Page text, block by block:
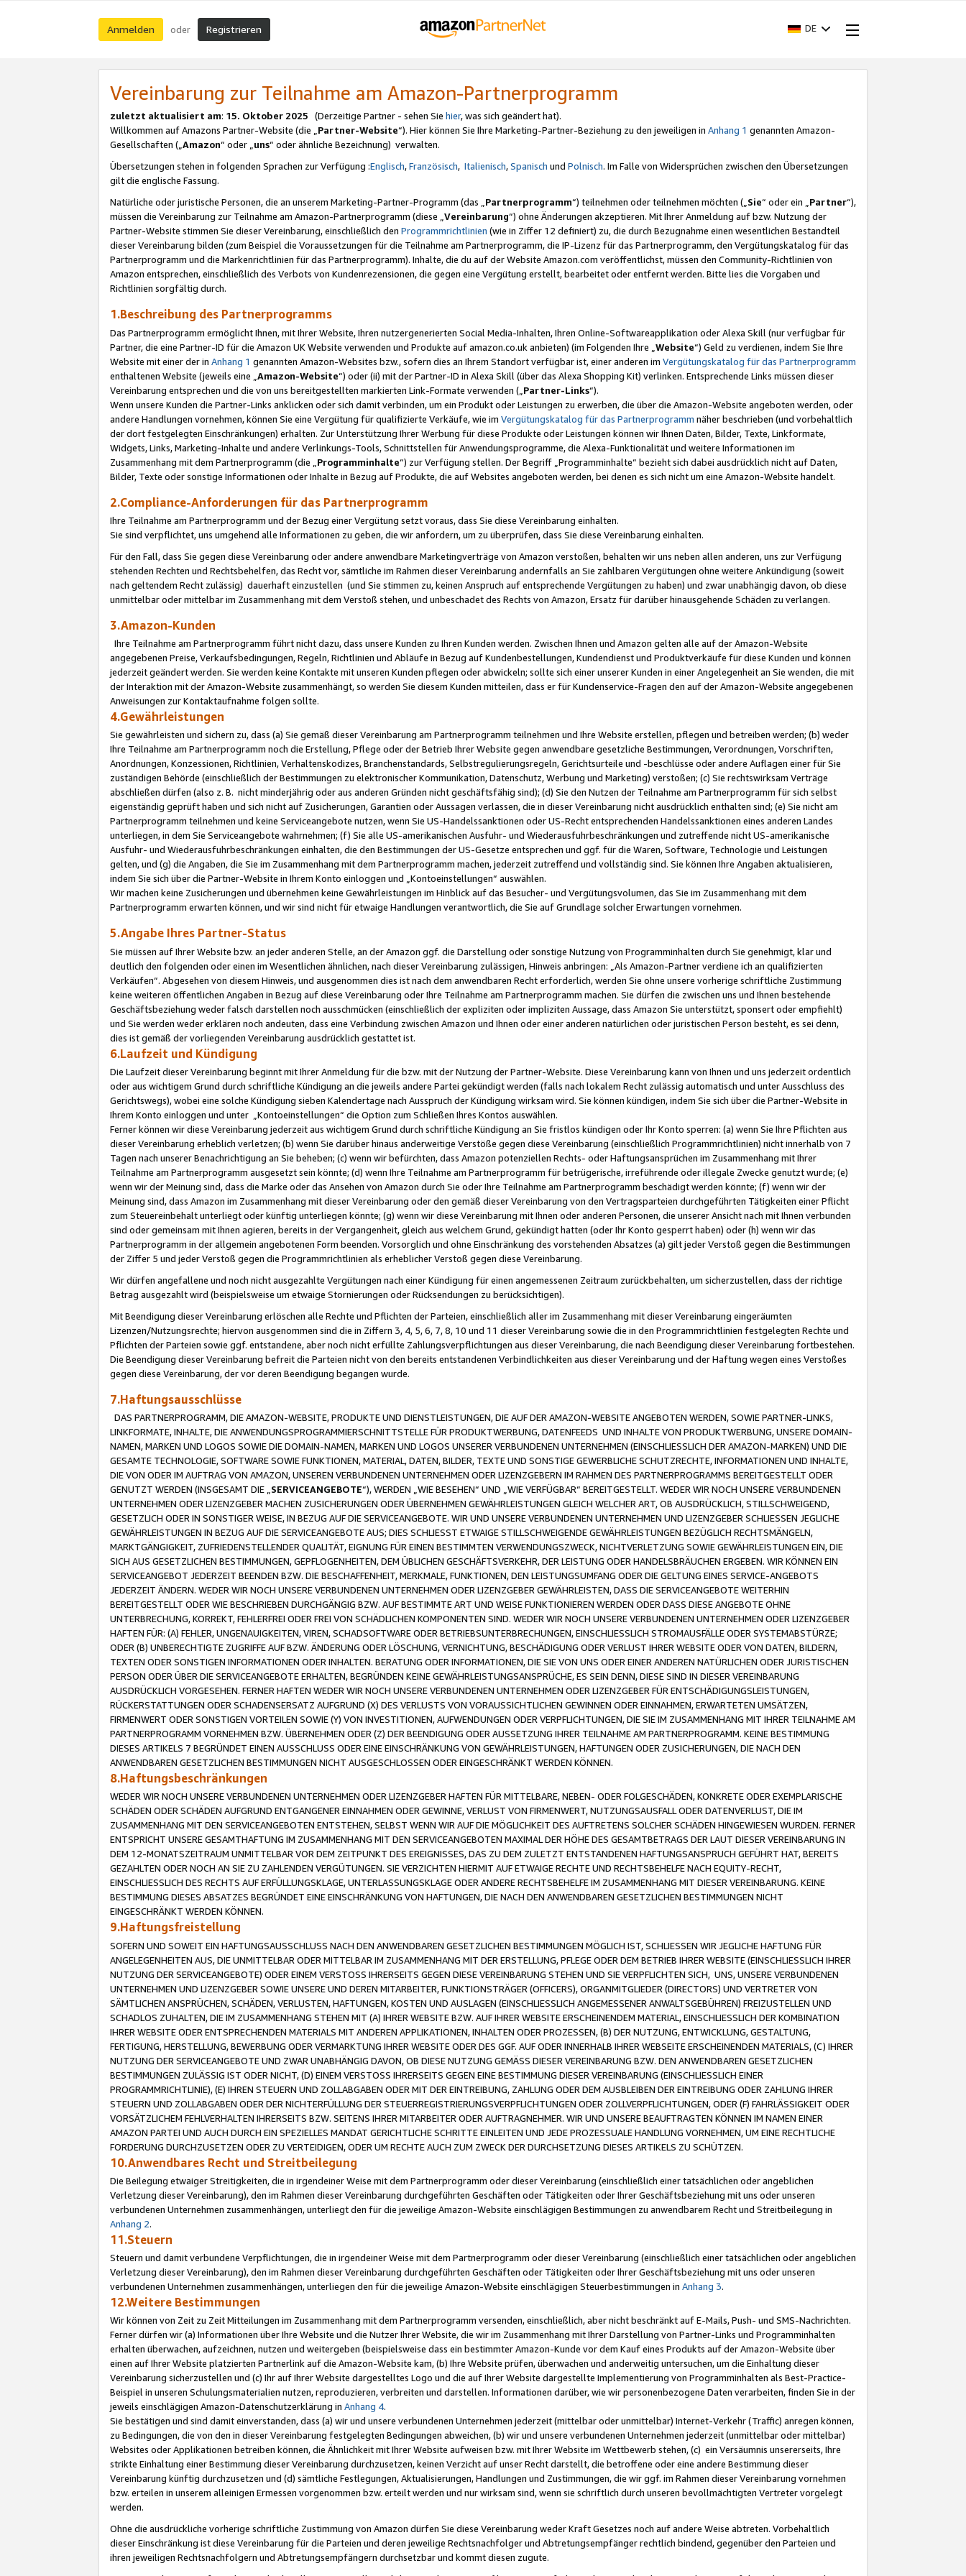
Anmelden oder Registrieren DE
Vereinbarung zur Teilnahme am Amazon-Partnerprogramm
zuletzt aktualisiert am: 15. Oktober 2025 (Derzeitige Partner - sehen Sie hier, was sich geändert hat).
Willkommen auf Amazons Partner-Website (die „Partner-Website“). Hier können Sie Ihre Marketing-Partner-Beziehung zu den jeweiligen in Anhang 1 genannten Amazon-
Gesellschaften („Amazon“ oder „uns“ oder ähnliche Bezeichnung) verwalten.
Übersetzungen stehen in folgenden Sprachen zur Verfügung :Englisch,Französisch, Italienisch,Spanisch und Polnisch. Im Falle von Widersprüchen zwischen den Übersetzungen
gilt die englische Fassung.
Natürliche oder juristische Personen, die an unserem Marketing-Partner-Programm (das „Partnerprogramm“) teilnehmen oder teilnehmen möchten („Sie“ oder ein „Partner“),
müssen die Vereinbarung zur Teilnahme am Amazon-Partnerprogramm (diese „Vereinbarung“) ohne Änderungen akzeptieren. Mit Ihrer Anmeldung auf bzw. Nutzung der
Partner-Website stimmen Sie dieser Vereinbarung, einschließlich den Programmrichtlinien (wie in Ziffer 12 definiert) zu, die durch Bezugnahme einen wesentlichen Bestandteil
dieser Vereinbarung bilden (zum Beispiel die Voraussetzungen für die Teilnahme am Partnerprogramm, die IP-Lizenz für das Partnerprogramm, den Vergütungskatalog für das
Partnerprogramm und die Markenrichtlinien für das Partnerprogramm). Inhalte, die du auf der Website Amazon.com veröffentlichst, müssen den Community-Richtlinien von
Amazon entsprechen, einschließlich des Verbots von Kundenrezensionen, die gegen eine Vergütung erstellt, bearbeitet oder entfernt werden. Bitte lies die Vorgaben und
Richtlinien sorgfältig durch.
1.Beschreibung des Partnerprogramms
Das Partnerprogramm ermöglicht Ihnen, mit Ihrer Website, Ihren nutzergenerierten Social Media-Inhalten, Ihren Online-Softwareapplikation oder Alexa Skill (nur verfügbar für
Partner, die eine Partner-ID für die Amazon UK Website verwenden und Produkte auf amazon.co.uk anbieten) (im Folgenden Ihre „ Website“) Geld zu verdienen, indem Sie Ihre
Website mit einer der in Anhang 1 genannten Amazon-Websites bzw., sofern dies an Ihrem Standort verfügbar ist, einer anderen im Vergütungskatalog für das Partnerprogramm
enthaltenen Website (jeweils eine „ Amazon-Website“) oder (ii) mit der Partner-ID in Alexa Skill (über das Alexa Shopping Kit) verlinken. Entsprechende Links müssen dieser
Vereinbarung entsprechen und die von uns bereitgestellten markierten Link-Formate verwenden („ Partner-Links“).
Wenn unsere Kunden die Partner-Links anklicken oder sich damit verbinden, um ein Produkt oder Leistungen zu erwerben, die über die Amazon-Website angeboten werden, oder
andere Handlungen vornehmen, können Sie eine Vergütung für qualifizierte Verkäufe, wie im Vergütungskatalog für das Partnerprogramm näher beschrieben (und vorbehaltlich
der dort festgelegten Einschränkungen) erhalten. Zur Unterstützung Ihrer Werbung für diese Produkte oder Leistungen können wir Ihnen Daten, Bilder, Texte, Linkformate,
Widgets, Links, Marketing-Inhalte und andere Verlinkungs-Tools, Schnittstellen für Anwendungsprogramme, die Alexa-Funktionalität und weitere Informationen im
Zusammenhang mit dem Partnerprogramm (die „ Programminhalte“) zur Verfügung stellen. Der Begriff „Programminhalte“ bezieht sich dabei ausdrücklich nicht auf Daten,
Bilder, Texte oder sonstige Informationen oder Inhalte in Bezug auf Produkte, die auf Websites angeboten werden, bei denen es sich nicht um eine Amazon-Website handelt.
2.Compliance-Anforderungen für das Partnerprogramm
Ihre Teilnahme am Partnerprogramm und der Bezug einer Vergütung setzt voraus, dass Sie diese Vereinbarung einhalten.
Sie sind verpflichtet, uns umgehend alle Informationen zu geben, die wir anfordern, um zu überprüfen, dass Sie diese Vereinbarung einhalten.
Für den Fall, dass Sie gegen diese Vereinbarung oder andere anwendbare Marketingverträge von Amazon verstoßen, behalten wir uns neben allen anderen, uns zur Verfügung
stehenden Rechten und Rechtsbehelfen, das Recht vor, sämtliche im Rahmen dieser Vereinbarung andernfalls an Sie zahlbaren Vergütungen ohne weitere Ankündigung (soweit
nach geltendem Recht zulässig) dauerhaft einzustellen (und Sie stimmen zu, keinen Anspruch auf entsprechende Vergütungen zu haben) und zwar unabhängig davon, ob diese
unmittelbar oder mittelbar im Zusammenhang mit dem Verstoß stehen, und unbeschadet des Rechts von Amazon, Ersatz für darüber hinausgehende Schäden zu verlangen.
3.Amazon-Kunden
Ihre Teilnahme am Partnerprogramm führt nicht dazu, dass unsere Kunden zu Ihren Kunden werden. Zwischen Ihnen und Amazon gelten alle auf der Amazon-Website
angegebenen Preise, Verkaufsbedingungen, Regeln, Richtlinien und Abläufe in Bezug auf Kundenbestellungen, Kundendienst und Produktverkäufe für diese Kunden und können
jederzeit geändert werden. Sie werden keine Kontakte mit unseren Kunden pflegen oder abwickeln; sollte sich einer unserer Kunden in einer Angelegenheit an Sie wenden, die mit
der Interaktion mit der Amazon-Website zusammenhängt, so werden Sie diesem Kunden mitteilen, dass er für Kundenservice-Fragen den auf der Amazon-Website angegebenen
Anweisungen zur Kontaktaufnahme folgen sollte.
4.Gewährleistungen
Sie gewährleisten und sichern zu, dass (a) Sie gemäß dieser Vereinbarung am Partnerprogramm teilnehmen und Ihre Website erstellen, pflegen und betreiben werden; (b) weder
Ihre Teilnahme am Partnerprogramm noch die Erstellung, Pflege oder der Betrieb Ihrer Website gegen anwendbare gesetzliche Bestimmungen, Verordnungen, Vorschriften,
Anordnungen, Konzessionen, Richtlinien, Verhaltenskodizes, Branchenstandards, Selbstregulierungsregeln, Gerichtsurteile und -beschlüsse oder andere Auflagen einer für Sie
zuständigen Behörde (einschließlich der Bestimmungen zu elektronischer Kommunikation, Datenschutz, Werbung und Marketing) verstoßen; (c) Sie rechtswirksam Verträge
abschließen dürfen (also z. B. nicht minderjährig oder aus anderen Gründen nicht geschäftsfähig sind); (d) Sie den Nutzen der Teilnahme am Partnerprogramm für sich selbst
eigenständig geprüft haben und sich nicht auf Zusicherungen, Garantien oder Aussagen verlassen, die in dieser Vereinbarung nicht ausdrücklich enthalten sind; (e) Sie nicht am
Partnerprogramm teilnehmen und keine Serviceangebote nutzen, wenn Sie US-Handelssanktionen oder US-Recht entsprechenden Handelssanktionen eines anderen Landes
unterliegen, in dem Sie Serviceangebote wahrnehmen; (f) Sie alle US-amerikanischen Ausfuhr- und Wiederausfuhrbeschränkungen und zutreffende nicht US-amerikanische
Ausfuhr- und Wiederausfuhrbeschränkungen einhalten, die den Bestimmungen der US-Gesetze entsprechen und ggf. für die Waren, Software, Technologie und Leistungen
gelten, und (g) die Angaben, die Sie im Zusammenhang mit dem Partnerprogramm machen, jederzeit zutreffend und vollständig sind. Sie können Ihre Angaben aktualisieren,
indem Sie sich über die Partner-Website in Ihrem Konto einloggen und „Kontoeinstellungen“ auswählen.
Wir machen keine Zusicherungen und übernehmen keine Gewährleistungen im Hinblick auf das Besucher- und Vergütungsvolumen, das Sie im Zusammenhang mit dem
Partnerprogramm erwarten können, und wir sind nicht für etwaige Handlungen verantwortlich, die Sie auf Grundlage solcher Erwartungen vornehmen.
5.Angabe Ihres Partner-Status
Sie müssen auf Ihrer Website bzw. an jeder anderen Stelle, an der Amazon ggf. die Darstellung oder sonstige Nutzung von Programminhalten durch Sie genehmigt, klar und
deutlich den folgenden oder einen im Wesentlichen ähnlichen, nach dieser Vereinbarung zulässigen, Hinweis anbringen: „Als Amazon-Partner verdiene ich an qualifizierten
Verkäufen“. Abgesehen von diesem Hinweis, und ausgenommen dies ist nach dem anwendbaren Recht erforderlich, werden Sie ohne unsere vorherige schriftliche Zustimmung
keine weiteren öffentlichen Angaben in Bezug auf diese Vereinbarung oder Ihre Teilnahme am Partnerprogramm machen. Sie dürfen die zwischen uns und Ihnen bestehende
Geschäftsbeziehung weder falsch darstellen noch ausschmücken (einschließlich der expliziten oder impliziten Aussage, dass Amazon Sie unterstützt, sponsert oder empfiehlt)
und Sie werden weder erklären noch andeuten, dass eine Verbindung zwischen Amazon und Ihnen oder einer anderen natürlichen oder juristischen Person besteht, es sei denn,
dies ist gemäß der vorliegenden Vereinbarung ausdrücklich gestattet ist.
6.Laufzeit und Kündigung
Die Laufzeit dieser Vereinbarung beginnt mit Ihrer Anmeldung für die bzw. mit der Nutzung der Partner-Website. Diese Vereinbarung kann von Ihnen und uns jederzeit ordentlich
oder aus wichtigem Grund durch schriftliche Kündigung an die jeweils andere Partei gekündigt werden (falls nach lokalem Recht zulässig automatisch und unter Ausschluss des
Gerichtswegs), wobei eine solche Kündigung sieben Kalendertage nach Ausspruch der Kündigung wirksam wird. Sie können kündigen, indem Sie sich über die Partner-Website in
Ihrem Konto einloggen und unter „Kontoeinstellungen“ die Option zum Schließen Ihres Kontos auswählen.
Ferner können wir diese Vereinbarung jederzeit aus wichtigem Grund durch schriftliche Kündigung an Sie fristlos kündigen oder Ihr Konto sperren: (a) wenn Sie Ihre Pflichten aus
dieser Vereinbarung erheblich verletzen; (b) wenn Sie darüber hinaus anderweitige Verstöße gegen diese Vereinbarung (einschließlich Programmrichtlinien) nicht innerhalb von 7
Tagen nach unserer Benachrichtigung an Sie beheben; (c) wenn wir befürchten, dass Amazon potenziellen Rechts- oder Haftungsansprüchen im Zusammenhang mit Ihrer
Teilnahme am Partnerprogramm ausgesetzt sein könnte; (d) wenn Ihre Teilnahme am Partnerprogramm für betrügerische, irreführende oder illegale Zwecke genutzt wurde; (e)
wenn wir der Meinung sind, dass die Marke oder das Ansehen von Amazon durch Sie oder Ihre Teilnahme am Partnerprogramm beschädigt werden könnte; (f) wenn wir der
Meinung sind, dass Amazon im Zusammenhang mit dieser Vereinbarung oder den gemäß dieser Vereinbarung von den Vertragsparteien durchgeführten Tätigkeiten einer Pflicht
zum Steuereinbehalt unterliegt oder künftig unterliegen könnte; (g) wenn wir diese Vereinbarung mit Ihnen oder anderen Personen, die unserer Ansicht nach mit Ihnen verbunden
sind oder gemeinsam mit Ihnen agieren, bereits in der Vergangenheit, gleich aus welchem Grund, gekündigt hatten (oder Ihr Konto gesperrt haben) oder (h) wenn wir das
Partnerprogramm in der allgemein angebotenen Form beenden. Vorsorglich und ohne Einschränkung des vorstehenden Absatzes (a) gilt jeder Verstoß gegen die Bestimmungen
der Ziffer 5 und jeder Verstoß gegen die Programmrichtlinien als erheblicher Verstoß gegen diese Vereinbarung.
Wir dürfen angefallene und noch nicht ausgezahlte Vergütungen nach einer Kündigung für einen angemessenen Zeitraum zurückbehalten, um sicherzustellen, dass der richtige
Betrag ausgezahlt wird (beispielsweise um etwaige Stornierungen oder Rücksendungen zu berücksichtigen).
Mit Beendigung dieser Vereinbarung erlöschen alle Rechte und Pflichten der Parteien, einschließlich aller im Zusammenhang mit dieser Vereinbarung eingeräumten
Lizenzen/Nutzungsrechte; hiervon ausgenommen sind die in Ziffern 3, 4, 5, 6, 7, 8, 10 und 11 dieser Vereinbarung sowie die in den Programmrichtlinien festgelegten Rechte und
Pflichten der Parteien sowie ggf. entstandene, aber noch nicht erfüllte Zahlungsverpflichtungen aus dieser Vereinbarung, die nach Beendigung dieser Vereinbarung fortbestehen.
Die Beendigung dieser Vereinbarung befreit die Parteien nicht von den bereits entstandenen Verbindlichkeiten aus dieser Vereinbarung und der Haftung wegen eines Verstoßes
gegen diese Vereinbarung, der vor deren Beendigung begangen wurde.
7.Haftungsausschlüsse
DAS PARTNERPROGRAMM, DIE AMAZON-WEBSITE, PRODUKTE UND DIENSTLEISTUNGEN, DIE AUF DER AMAZON-WEBSITE ANGEBOTEN WERDEN, SOWIE PARTNER-LINKS,
LINKFORMATE, INHALTE, DIE ANWENDUNGSPROGRAMMIERSCHNITTSTELLE FÜR PRODUKTWERBUNG, DATENFEEDS UND INHALTE VON PRODUKTWERBUNG, UNSERE DOMAIN-
NAMEN, MARKEN UND LOGOS SOWIE DIE DOMAIN-NAMEN, MARKEN UND LOGOS UNSERER VERBUNDENEN UNTERNEHMEN (EINSCHLIESSLICH DER AMAZON-MARKEN) UND DIE
GESAMTE TECHNOLOGIE, SOFTWARE SOWIE FUNKTIONEN, MATERIAL, DATEN, BILDER, TEXTE UND SONSTIGE GEWERBLICHE SCHUTZRECHTE, INFORMATIONEN UND INHALTE,
DIE VON ODER IM AUFTRAG VON AMAZON, UNSEREN VERBUNDENEN UNTERNEHMEN ODER LIZENZGEBERN IM RAHMEN DES PARTNERPROGRAMMS BEREITGESTELLT ODER
GENUTZT WERDEN (INSGESAMT DIE „ SERVICEANGEBOTE“), WERDEN „WIE BESEHEN“ UND „WIE VERFÜGBAR“ BEREITGESTELLT. WEDER WIR NOCH UNSERE VERBUNDENEN
UNTERNEHMEN ODER LIZENZGEBER MACHEN ZUSICHERUNGEN ODER ÜBERNEHMEN GEWÄHRLEISTUNGEN GLEICH WELCHER ART, OB AUSDRÜCKLICH, STILLSCHWEIGEND,
GESETZLICH ODER IN SONSTIGER WEISE, IN BEZUG AUF DIE SERVICEANGEBOTE. WIR UND UNSERE VERBUNDENEN UNTERNEHMEN UND LIZENZGEBER SCHLIESSEN JEGLICHE
GEWÄHRLEISTUNGEN IN BEZUG AUF DIE SERVICEANGEBOTE AUS; DIES SCHLIESST ETWAIGE STILLSCHWEIGENDE GEWÄHRLEISTUNGEN BEZÜGLICH RECHTSMÄNGELN,
MARKTGÄNGIGKEIT, ZUFRIEDENSTELLENDER QUALITÄT, EIGNUNG FÜR EINEN BESTIMMTEN VERWENDUNGSZWECK, NICHTVERLETZUNG SOWIE GEWÄHRLEISTUNGEN EIN, DIE
SICH AUS GESETZLICHEN BESTIMMUNGEN, GEPFLOGENHEITEN, DEM ÜBLICHEN GESCHÄFTSVERKEHR, DER LEISTUNG ODER HANDELSBRÄUCHEN ERGEBEN. WIR KÖNNEN EIN
SERVICEANGEBOT JEDERZEIT BEENDEN BZW. DIE BESCHAFFENHEIT, MERKMALE, FUNKTIONEN, DEN LEISTUNGSUMFANG ODER DIE GELTUNG EINES SERVICE-ANGEBOTS
JEDERZEIT ÄNDERN. WEDER WIR NOCH UNSERE VERBUNDENEN UNTERNEHMEN ODER LIZENZGEBER GEWÄHRLEISTEN, DASS DIE SERVICEANGEBOTE WEITERHIN
BEREITGESTELLT ODER WIE BESCHRIEBEN DURCHGÄNGIG BZW. AUF BESTIMMTE ART UND WEISE FUNKTIONIEREN WERDEN ODER DASS DIESE ANGEBOTE OHNE
UNTERBRECHUNG, KORREKT, FEHLERFREI ODER FREI VON SCHÄDLICHEN KOMPONENTEN SIND. WEDER WIR NOCH UNSERE VERBUNDENEN UNTERNEHMEN ODER LIZENZGEBER
HAFTEN FÜR: (A) FEHLER, UNGENAUIGKEITEN, VIREN, SCHADSOFTWARE ODER BETRIEBSUNTERBRECHUNGEN, EINSCHLIESSLICH STROMAUSFÄLLE ODER SYSTEMABSTÜRZE;
ODER (B) UNBERECHTIGTE ZUGRIFFE AUF BZW. ÄNDERUNG ODER LÖSCHUNG, VERNICHTUNG, BESCHÄDIGUNG ODER VERLUST IHRER WEBSITE ODER VON DATEN, BILDERN,
TEXTEN ODER SONSTIGEN INFORMATIONEN ODER INHALTEN. BERATUNG ODER INFORMATIONEN, DIE SIE VON UNS ODER EINER ANDEREN NATÜRLICHEN ODER JURISTISCHEN
PERSON ODER ÜBER DIE SERVICEANGEBOTE ERHALTEN, BEGRÜNDEN KEINE GEWÄHRLEISTUNGSANSPRÜCHE, ES SEIN DENN, DIESE SIND IN DIESER VEREINBARUNG
AUSDRÜCKLICH VORGESEHEN. FERNER HAFTEN WEDER WIR NOCH UNSERE VERBUNDENEN UNTERNEHMEN ODER LIZENZGEBER FÜR ENTSCHÄDIGUNGSLEISTUNGEN,
RÜCKERSTATTUNGEN ODER SCHADENSERSATZ AUFGRUND (X) DES VERLUSTS VON VORAUSSICHTLICHEN GEWINNEN ODER EINNAHMEN, ERWARTETEN UMSÄTZEN,
FIRMENWERT ODER SONSTIGEN VORTEILEN SOWIE (Y) VON INVESTITIONEN, AUFWENDUNGEN ODER VERPFLICHTUNGEN, DIE SIE IM ZUSAMMENHANG MIT IHRER TEILNAHME AM
PARTNERPROGRAMM VORNEHMEN BZW. ÜBERNEHMEN ODER (Z) DER BEENDIGUNG ODER AUSSETZUNG IHRER TEILNAHME AM PARTNERPROGRAMM. KEINE BESTIMMUNG
DIESES ARTIKELS 7 BEGRÜNDET EINEN AUSSCHLUSS ODER EINE EINSCHRÄNKUNG VON GEWÄHRLEISTUNGEN, HAFTUNGEN ODER ZUSICHERUNGEN, DIE NACH DEN
ANWENDBAREN GESETZLICHEN BESTIMMUNGEN NICHT AUSGESCHLOSSEN ODER EINGESCHRÄNKT WERDEN KÖNNEN.
8.Haftungsbeschränkungen
WEDER WIR NOCH UNSERE VERBUNDENEN UNTERNEHMEN ODER LIZENZGEBER HAFTEN FÜR MITTELBARE, NEBEN- ODER FOLGESCHÄDEN, KONKRETE ODER EXEMPLARISCHE
SCHÄDEN ODER SCHÄDEN AUFGRUND ENTGANGENER EINNAHMEN ODER GEWINNE, VERLUST VON FIRMENWERT, NUTZUNGSAUSFALL ODER DATENVERLUST, DIE IM
ZUSAMMENHANG MIT DEN SERVICEANGEBOTEN ENTSTEHEN, SELBST WENN WIR AUF DIE MÖGLICHKEIT DES AUFTRETENS SOLCHER SCHÄDEN HINGEWIESEN WURDEN. FERNER
ENTSPRICHT UNSERE GESAMTHAFTUNG IM ZUSAMMENHANG MIT DEN SERVICEANGEBOTEN MAXIMAL DER HÖHE DES GESAMTBETRAGS DER LAUT DIESER VEREINBARUNG IN
DEM 12-MONATSZEITRAUM UNMITTELBAR VOR DEM ZEITPUNKT DES EREIGNISSES, DAS ZU DEM ZULETZT ENTSTANDENEN HAFTUNGSANSPRUCH GEFÜHRT HAT, BEREITS
GEZAHLTEN ODER NOCH AN SIE ZU ZAHLENDEN VERGÜTUNGEN. SIE VERZICHTEN HIERMIT AUF ETWAIGE RECHTE UND RECHTSBEHELFE NACH EQUITY-RECHT,
EINSCHLIESSLICH DES RECHTS AUF ERFÜLLUNGSKLAGE, UNTERLASSUNGSKLAGE ODER ANDERE RECHTSBEHELFE IM ZUSAMMENHANG MIT DIESER VEREINBARUNG. KEINE
BESTIMMUNG DIESES ABSATZES BEGRÜNDET EINE EINSCHRÄNKUNG VON HAFTUNGEN, DIE NACH DEN ANWENDBAREN GESETZLICHEN BESTIMMUNGEN NICHT
EINGESCHRÄNKT WERDEN KÖNNEN.
9.Haftungsfreistellung
SOFERN UND SOWEIT EIN HAFTUNGSAUSSCHLUSS NACH DEN ANWENDBAREN GESETZLICHEN BESTIMMUNGEN MÖGLICH IST, SCHLIESSEN WIR JEGLICHE HAFTUNG FÜR
ANGELEGENHEITEN AUS, DIE UNMITTELBAR ODER MITTELBAR IM ZUSAMMENHANG MIT DER ERSTELLUNG, PFLEGE ODER DEM BETRIEB IHRER WEBSITE (EINSCHLIESSLICH IHRER
NUTZUNG DER SERVICEANGEBOTE) ODER EINEM VERSTOSS IHRERSEITS GEGEN DIESE VEREINBARUNG STEHEN UND SIE VERPFLICHTEN SICH, UNS, UNSERE VERBUNDENEN
UNTERNEHMEN UND LIZENZGEBER SOWIE UNSERE UND DEREN MITARBEITER, FUNKTIONSTRÄGER (OFFICERS), ORGANMITGLIEDER (DIRECTORS) UND VERTRETER VON
SÄMTLICHEN ANSPRÜCHEN, SCHÄDEN, VERLUSTEN, HAFTUNGEN, KOSTEN UND AUSLAGEN (EINSCHLIESSLICH ANGEMESSENER ANWALTSGEBÜHREN) FREIZUSTELLEN UND
SCHADLOS ZUHALTEN, DIE IM ZUSAMMENHANG STEHEN MIT (A) IHRER WEBSITE BZW. AUF IHRER WEBSITE ERSCHEINENDEM MATERIAL, EINSCHLIESSLICH DER KOMBINATION
IHRER WEBSITE ODER ENTSPRECHENDEN MATERIALS MIT ANDEREN APPLIKATIONEN, INHALTEN ODER PROZESSEN, (B) DER NUTZUNG, ENTWICKLUNG, GESTALTUNG,
FERTIGUNG, HERSTELLUNG, BEWERBUNG ODER VERMARKTUNG IHRER WEBSITE ODER DES GGF. AUF ODER INNERHALB IHRER WEBSEITE ERSCHEINENDEN MATERIALS, (C) IHRER
NUTZUNG DER SERVICEANGEBOTE UND ZWAR UNABHÄNGIG DAVON, OB DIESE NUTZUNG GEMÄSS DIESER VEREINBARUNG BZW. DEN ANWENDBAREN GESETZLICHEN
BESTIMMUNGEN ZULÄSSIG IST ODER NICHT, (D) EINEM VERSTOSS IHRERSEITS GEGEN EINE BESTIMMUNG DIESER VEREINBARUNG (EINSCHLIESSLICH EINER
PROGRAMMRICHTLINIE), (E) IHREN STEUERN UND ZOLLABGABEN ODER MIT DER EINTREIBUNG, ZAHLUNG ODER DEM AUSBLEIBEN DER EINTREIBUNG ODER ZAHLUNG IHRER
STEUERN UND ZOLLABGABEN ODER DER NICHTERFÜLLUNG DER STEUERREGISTRIERUNGSVERPFLICHTUNGEN ODER ZOLLVERPFLICHTUNGEN, ODER (F) FAHRLÄSSIGKEIT ODER
VORSÄTZLICHEM FEHLVERHALTEN IHRERSEITS BZW. SEITENS IHRER MITARBEITER ODER AUFTRAGNEHMER. WIR UND UNSERE BEAUFTRAGTEN KÖNNEN IM NAMEN EINER
AMAZON PARTEI UND AUCH DURCH EIN SPEZIELLES MANDAT GERICHTLICHE SCHRITTE EINLEITEN UND JEDE PROZESSUALE HANDLUNG VORNEHMEN, UM EINE RECHTLICHE
FORDERUNG DURCHZUSETZEN ODER ZU VERTEIDIGEN, ODER UM RECHTE AUCH ZUM ZWECK DER DURCHSETZUNG DIESES ARTIKELS ZU SCHÜTZEN.
10.Anwendbares Recht und Streitbeilegung
Die Beilegung etwaiger Streitigkeiten, die in irgendeiner Weise mit dem Partnerprogramm oder dieser Vereinbarung (einschließlich einer tatsächlichen oder angeblichen
Verletzung dieser Vereinbarung), den im Rahmen dieser Vereinbarung durchgeführten Geschäften oder Tätigkeiten oder Ihrer Geschäftsbeziehung mit uns oder unseren
verbundenen Unternehmen zusammenhängen, unterliegt den für die jeweilige Amazon-Website einschlägigen Bestimmungen zu anwendbarem Recht und Streitbeilegung in
Anhang 2.
11.Steuern
Steuern und damit verbundene Verpflichtungen, die in irgendeiner Weise mit dem Partnerprogramm oder dieser Vereinbarung (einschließlich einer tatsächlichen oder angeblichen
Verletzung dieser Vereinbarung), den im Rahmen dieser Vereinbarung durchgeführten Geschäften oder Tätigkeiten oder Ihrer Geschäftsbeziehung mit uns oder unseren
verbundenen Unternehmen zusammenhängen, unterliegen den für die jeweilige Amazon-Website einschlägigen Steuerbestimmungen in Anhang 3.
12.Weitere Bestimmungen
Wir können von Zeit zu Zeit Mitteilungen im Zusammenhang mit dem Partnerprogramm versenden, einschließlich, aber nicht beschränkt auf E-Mails, Push- und SMS-Nachrichten.
Ferner dürfen wir (a) Informationen über Ihre Website und die Nutzer Ihrer Website, die wir im Zusammenhang mit Ihrer Darstellung von Partner-Links und Programminhalten
erhalten überwachen, aufzeichnen, nutzen und weitergeben (beispielsweise dass ein bestimmter Amazon-Kunde vor dem Kauf eines Produkts auf der Amazon-Website über
einen auf Ihrer Website platzierten Partnerlink auf die Amazon-Website kam, (b) Ihre Website prüfen, überwachen und anderweitig untersuchen, um die Einhaltung dieser
Vereinbarung sicherzustellen und (c) Ihr auf Ihrer Website dargestelltes Logo und die auf Ihrer Website dargestellte Implementierung von Programminhalten als Best-Practice-
Beispiel in unseren Schulungsmaterialien nutzen, reproduzieren, verbreiten und darstellen. Informationen darüber, wie wir personenbezogene Daten verarbeiten, finden Sie in der
jeweils einschlägigen Amazon-Datenschutzerklärung in Anhang 4.
Sie bestätigen und sind damit einverstanden, dass (a) wir und unsere verbundenen Unternehmen jederzeit (mittelbar oder unmittelbar) Internet-Verkehr (Traffic) anregen können,
zu Bedingungen, die von den in dieser Vereinbarung festgelegten Bedingungen abweichen, (b) wir und unsere verbundenen Unternehmen jederzeit (unmittelbar oder mittelbar)
Websites oder Applikationen betreiben können, die Ähnlichkeit mit Ihrer Website aufweisen bzw. mit Ihrer Website im Wettbewerb stehen, (c) ein Versäumnis unsererseits, Ihre
strikte Einhaltung einer Bestimmung dieser Vereinbarung durchzusetzen, keinen Verzicht auf unser Recht darstellt, die betroffene oder eine andere Bestimmung dieser
Vereinbarung künftig durchzusetzen und (d) sämtliche Festlegungen, Aktualisierungen, Handlungen und Zustimmungen, die wir ggf. im Rahmen dieser Vereinbarung vornehmen
bzw. erteilen in unserem alleinigen Ermessen vorgenommen bzw. erteilt werden und nur wirksam sind, wenn sie schriftlich durch unseren bevollmächtigten Vertreter vorgelegt
werden.
Ohne die ausdrückliche vorherige schriftliche Zustimmung von Amazon dürfen Sie diese Vereinbarung weder Kraft Gesetzes noch auf andere Weise abtreten. Vorbehaltlich
dieser Einschränkung ist diese Vereinbarung für die Parteien und deren jeweilige Rechtsnachfolger und Abtretungsempfänger rechtlich bindend, gegenüber den Parteien und
ihren jeweiligen Rechtsnachfolgern und Abtretungsempfängern durchsetzbar und kommt diesen zugute.